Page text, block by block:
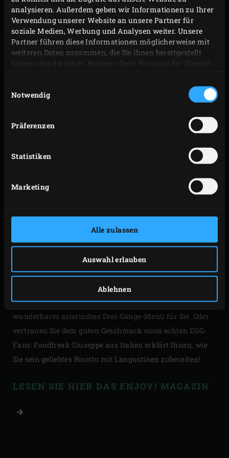
analysieren. Außerdem geben wir Informationen zu Ihrer
Verwendung unserer Website an unsere Partner für
soziale Medien, Werbung und Analysen weiter. Unsere
Partner führen diese Informationen möglicherweise mit
weiteren Daten zusammen, die Sie ihnen bereitgestellt
haben oder die sie im Rahmen Ihrer Nutzung der Dienste
Notwendig
Präferenzen
Statistiken
Marketing
Alle zulassen
Auswahl erlauben
Ablehnen
Lust auf die Zubereitung eines vegetarisches Gerichts?
Dann sollten Sie sich die drei einfachen vegetarischen
Rezepte näher ansehen, die sich perfekt für einen
gemütlichen Lunch oder für ein Abendessen eignen. Sie
lieben die fernöstliche Küche? Dann haben wir ein
wunderbares asiatisches Drei-Gänge-Menü für Sie. Oder
vertrauen Sie dem guten Geschmack eines echten EGG-
Fans: Foodfreak Giuseppe aus Italien erklärt Ihnen, wie
Sie sein geliebtes Risotto mit Langustinen zubereiten!
LESEN SIE HIER DAS ENJOY! MAGAZIN